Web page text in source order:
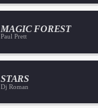
MAGIC FOREST
Paul Prett
STARS
Dj Roman